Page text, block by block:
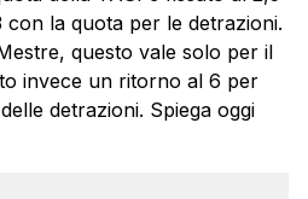
la quota per le detrazioni.
questo vale solo per il
invece un ritorno al 6 per
detrazioni. Spiega oggi